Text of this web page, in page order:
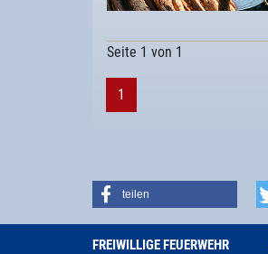
Seite 1 von 1
1
teilen
FREIWILLIGE FEUERWEHR